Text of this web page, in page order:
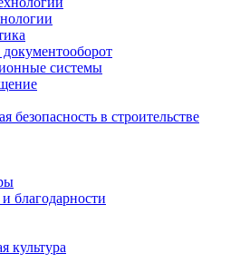
системы
в строительстве
благодарности
культура